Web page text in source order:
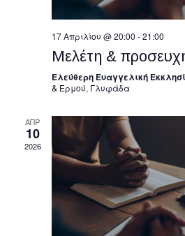
17 Απριλίου @ 20:00 -21:00
Μελέτη &
Ελεύθερη Ευαγγελική
& Ερμού, Γλυφάδα
ΑΠΡ
10
2026